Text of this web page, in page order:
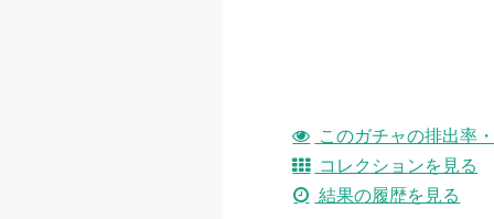
このガチャの排出率
コレクションを見る
結果の履歴を見る